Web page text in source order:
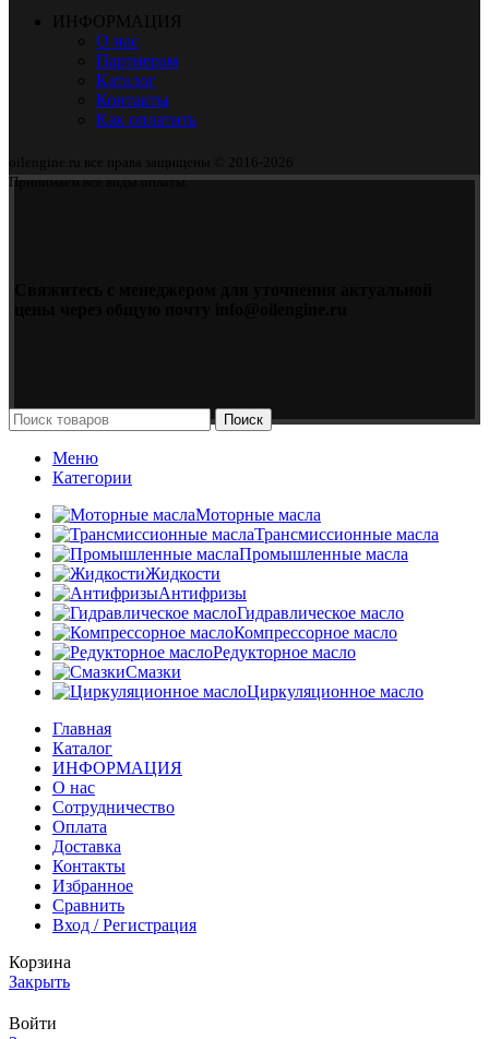
ИНФОРМАЦИЯ
О нас
Партнерам
Каталог
Контакты
Как оплатить
oilengine.ru все права защищены © 2016-2026
Принимаем все виды оплаты.
Поиск
Меню
Категории
Моторные масла
Трансмиссионные масла
Промышленные масла
Жидкости
Антифризы
Гидравлическое масло
Компрессорное масло
Редукторное масло
Смазки
Циркуляционное масло
Главная
Каталог
ИНФОРМАЦИЯ
О нас
Сотрудничество
Оплата
Доставка
Контакты
Избранное
Сравнить
Вход / Регистрация
Корзина
Закрыть
Войти